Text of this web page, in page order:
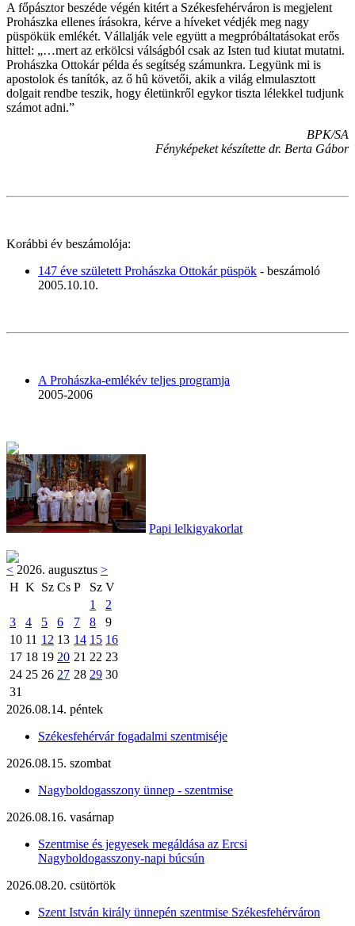
A főpásztor beszéde végén kitért a Székesfehérváron is megjelent
Prohászka ellenes írásokra, kérve a híveket védjék meg nagy
püspökük emlékét. Vállalják vele együtt a megpróbáltatásokat erős
hittel: „…mert az erkölcsi válságból csak az Isten tud kiutat mutatni.
Prohászka Ottokár példa és segítség számunkra. Legyünk mi is
apostolok és tanítók, az ő hû követői, akik a világ elmulasztott
dolgait rendbe teszik, hogy életünkről egykor tiszta lélekkel tudjunk
számot adni.”
BPK/SA
Fényképeket készítette dr. Berta Gábor
Korábbi év beszámolója:
147 éve született Prohászka Ottokár püspök - beszámoló
2005.10.10.
A Prohászka-emlékév teljes programja
2005-2006
Papi lelkigyakorlat
< 2026. augusztus >
H K Sz Cs P Sz V
1
2
3
4 5 6 7 8
9
10 11 12 13 14 15 16
17 18 19 20 21 22 23
24 25 26 27 28 29 30
31
2026.08.14. péntek
Székesfehérvár fogadalmi szentmiséje
2026.08.15. szombat
Nagyboldogasszony ünnep - szentmise
2026.08.16. vasárnap
Szentmise és jegyesek megáldása az Ercsi
Nagyboldogasszony-napi búcsún
2026.08.20. csütörtök
Szent István király ünnepén szentmise Székesfehérváron